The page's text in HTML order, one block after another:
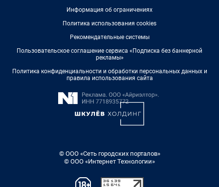
Информация об ограничениях
Политика использования cookies
Рекомендательные системы
Пользовательское соглашение сервиса «Подписка без баннерной
рекламы»
Политика конфиденциальности и обработки персональных данных и
правила использования сайта
© ООО «Сеть городских порталов»
© ООО «Интернет Технологии»